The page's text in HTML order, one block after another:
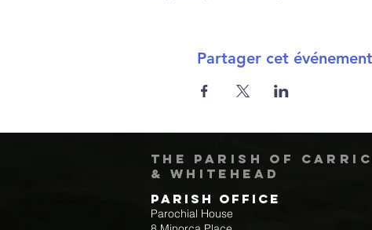
Partager cet événement
The Parish of
& Whitehead
Parish Office
Parochial House